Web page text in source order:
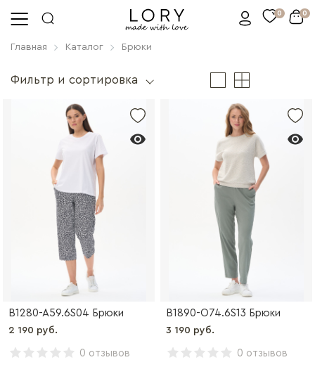
0 0
Главная Каталог Брюки
Фильтр и сортировка
B1280-A59.6S04 Брюки
2 190 руб.
0 отзывов
B1890-O74.6S13 Брюки
3 190 руб.
0 отзывов